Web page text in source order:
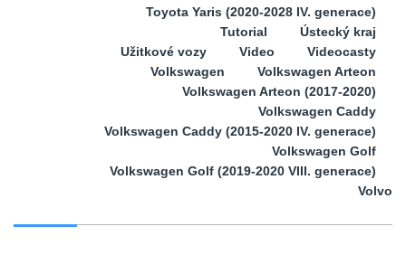
Toyota Yaris (2020-2028 IV. generace)
Tutorial
Ústecký kraj
Užitkové vozy
Video
Videocasty
Volkswagen
Volkswagen Arteon
Volkswagen Arteon (2017-2020)
Volkswagen Caddy
Volkswagen Caddy (2015-2020 IV. generace)
Volkswagen Golf
Volkswagen Golf (2019-2020 VIII. generace)
Volvo